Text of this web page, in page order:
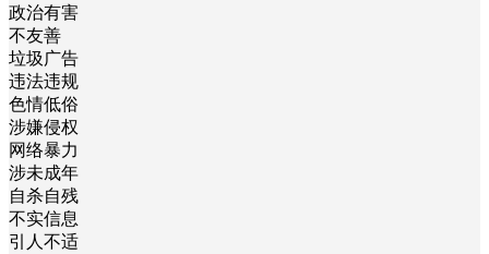
政治有害
不友善
垃圾广告
违法违规
色情低俗
涉嫌侵权
网络暴力
涉未成年
自杀自残
不实信息
引人不适